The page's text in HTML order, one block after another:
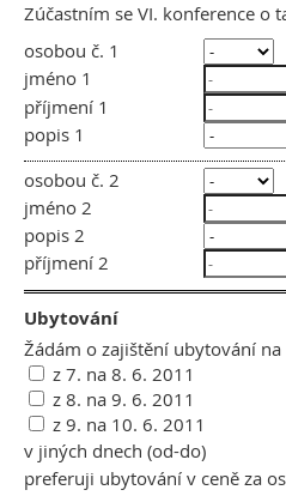
Zúčastním se VI. konference o
osobou č. 1
jméno 1
příjmení 1
popis 1
osobou č. 2
jméno 2
popis 2
příjmení 2
Ubytování
Žádám o zajištění ubytování na
z 7. na 8. 6. 2011
z 8. na 9. 6. 2011
z 9. na 10. 6. 2011
v jiných dnech (od-do)
preferuji ubytování v ceně za